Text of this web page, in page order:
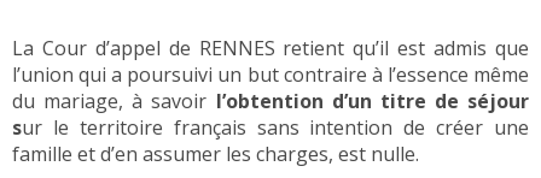
La Cour d’appel de RENNES retient qu’il est admis que
l’union qui a poursuivi un but contraire à l’essence même
du mariage, à savoir l’obtention d’un titre de séjour
sur le territoire français sans intention de créer une
famille et d’en assumer les charges, est nulle.